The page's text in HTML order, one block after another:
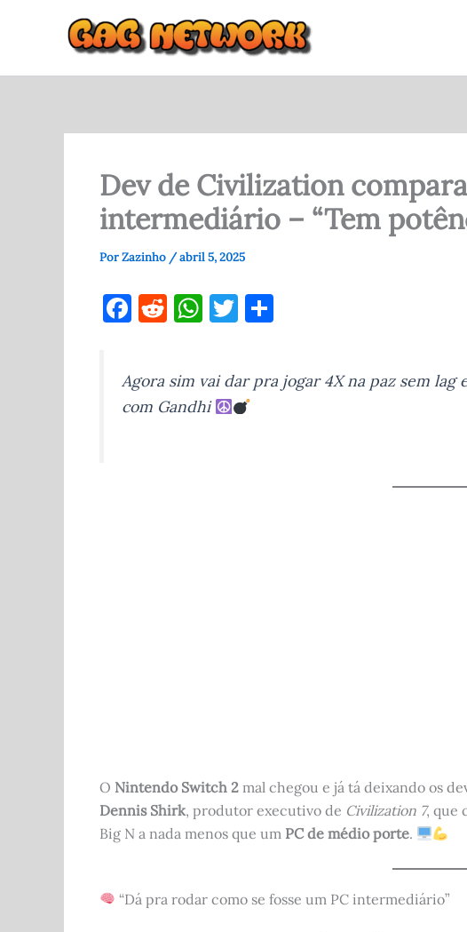
conteúdo
Dev de Civilization
intermediário – “Tem
PorZazinho /abril 5, 2025
F
e
b
R
di
t
W
s
A
T
te
r
e
Agora sim vai dar pra jogar 4X na paz sem
com Gandhi
O Nintendo Switch 2 mal chegou e já tá deixando os
Dennis Shirk, produtor executivo de Civilization 7, que
Big N a nada menos que um PC de médio porte.
“Dá pra rodar como se fosse um PC intermediário”